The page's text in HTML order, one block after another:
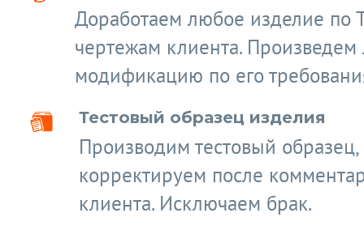
Доработаем любое изделие по
чертежам клиента.
модификацию по его
Тестовый образец изделия
Производим тестовый образец,
корректируем после
клиента. Исключаем брак.